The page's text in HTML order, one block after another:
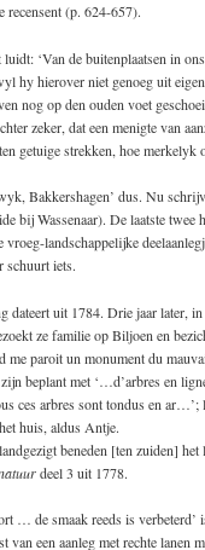
recensent (p. 624-657).
luidt: ‘Van de buitenplaatsen in
hy hierover niet genoeg uit
nog op den ouden voet
zeker, dat een menigte van
getuige strekken, hoe merkelyk
Bakkershagen’ dus. Nu
bij Wassenaar). De laatste twee
vroeg-landschappelijke
schuurt iets.
dateert uit 1784. Drie jaar later,
ze familie op Biljoen en
me paroit un monument du
beplant met ‘…d’arbres en
ces arbres sont tondus en
huis, aldus Antje.
beneden [ten zuiden]
deel 3 uit 1778.
… de smaak reeds is
van een aanleg met rechte lanen